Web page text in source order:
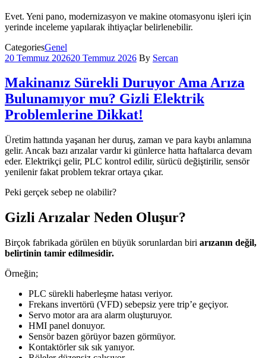
Evet. Yeni pano, modernizasyon ve makine otomasyonu işleri için
yerinde inceleme yapılarak ihtiyaçlar belirlenebilir.
CategoriesGenel
20 Temmuz 202620 Temmuz 2026 By Sercan
Makinanız Sürekli Duruyor Ama Arıza
Bulunamıyor mu? Gizli Elektrik
Problemlerine Dikkat!
Üretim hattında yaşanan her duruş, zaman ve para kaybı anlamına
gelir. Ancak bazı arızalar vardır ki günlerce hatta haftalarca devam
eder. Elektrikçi gelir, PLC kontrol edilir, sürücü değiştirilir, sensör
yenilenir fakat problem tekrar ortaya çıkar.
Peki gerçek sebep ne olabilir?
Gizli Arızalar Neden Oluşur?
Birçok fabrikada görülen en büyük sorunlardan biri arızanın değil,
belirtinin tamir edilmesidir.
Örneğin;
PLC sürekli haberleşme hatası veriyor.
Frekans invertörü (VFD) sebepsiz yere trip’e geçiyor.
Servo motor ara ara alarm oluşturuyor.
HMI panel donuyor.
Sensör bazen görüyor bazen görmüyor.
Kontaktörler sık sık yanıyor.